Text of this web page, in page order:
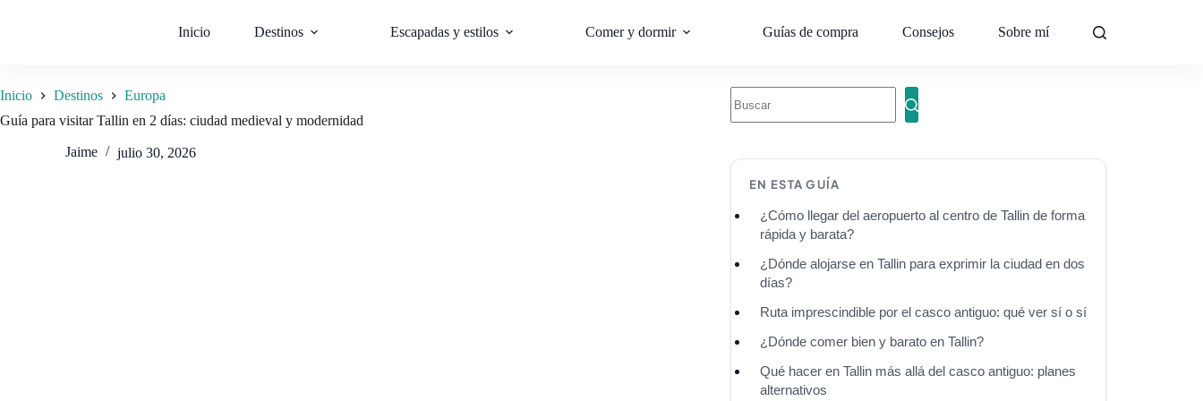
Inicio Destinos Escapadas y estilos Comer y dormir Guías de compra Consejos Sobre mí Contacto
Inicio Destinos
Europa
Guía para visitar Tallin en 2 días: ciudad medieval y modernidad
Jaime julio 30, 2026
EN ESTA GUÍA
¿Cómo llegar del aeropuerto al centro de Tallin de forma
rápida y barata?
¿Dónde alojarse en Tallin para exprimir la ciudad en dos
días?
Ruta imprescindible por el casco antiguo: qué ver sí o sí
¿Dónde comer bien y barato en Tallin?
Qué hacer en Tallin más allá del casco antiguo: planes
alternativos